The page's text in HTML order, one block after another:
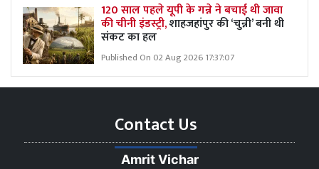
120 साल पहले यूपी के गन्ने ने बचाई थी जावा
की चीनी इंडस्ट्री,शाहजहांपुर की ‘चुन्नी’ बनी थी
संकट का हल
Published On 02 Aug 2026 17:37:07
Contact Us
Amrit Vichar